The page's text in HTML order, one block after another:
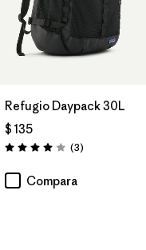
Agregar a la
Bolsa
Refugio Daypack 30L
$ 135
Valoración: 4.0 / 5
(3Comentarios
)
Compara